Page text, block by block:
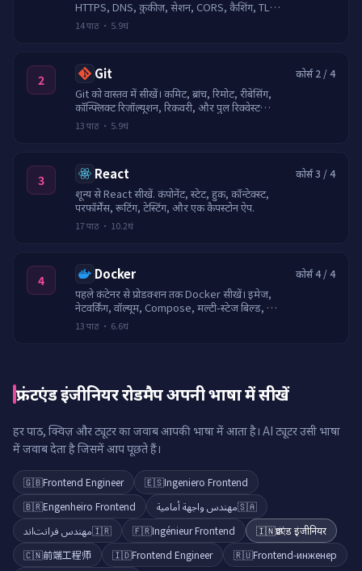
HTTPS, DNS, कुकीज़, सेशन, CORS, कैशिंग, TLS,
सुरक्षा हेडर, और रेट लिमिटिंग.
14पाठ · 5.9घं
2 Git
Git को वास्तव में सीखें। कमिट, ब्रांच, रिमोट, रीबेसिंग,
कॉन्फ्लिक्ट रिज़ॉल्यूशन, रिकवरी, और पुल रिक्वेस्ट
वर्कफ़्लो।
13पाठ · 5.9घं
कोर्स 2 / 4
3 React
शून्य से React सीखें. कंपोनेंट, स्टेट, हुक, कॉन्टेक्स्ट,
परफॉर्मेंस, रूटिंग, टेस्टिंग, और एक कैपस्टोन ऐप.
17पाठ · 10.2घं
कोर्स 3 / 4
4 Docker
पहले कंटेनर से प्रोडक्शन तक Docker सीखें। इमेज,
नेटवर्किंग, वॉल्यूम, Compose, मल्टी-स्टेज बिल्ड, और
सुरक्षित रजिस्ट्रीज़।
13पाठ · 6.6घं
कोर्स 4 / 4
फ्रंटएंड इंजीनियर रोडमैप अपनी भाषा में सीखें
हर पाठ, क्विज़ और ट्यूटर का जवाब आपकी भाषा में आता है। AI ट्यूटर उसी भाषा
में जवाब देता है जिसमें आप पूछते हैं।
🇬🇧Frontend Engineer 🇪🇸Ingeniero Frontend
🇧🇷Engenheiro Frontend 🇸🇦مهندس واجهة أمامية
🇮🇷مهندس فرانت‌اند 🇫🇷Ingénieur Frontend 🇮🇳फ्रंटएंड इंजीनियर
🇨🇳前端工程师 🇮🇩Frontend Engineer 🇷🇺Frontend-инженер